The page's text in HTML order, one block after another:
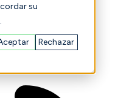
su
Rechazar